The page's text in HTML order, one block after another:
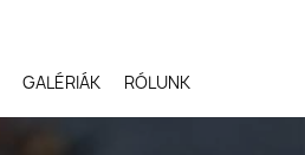
GALÉRIÁK RÓLUNK